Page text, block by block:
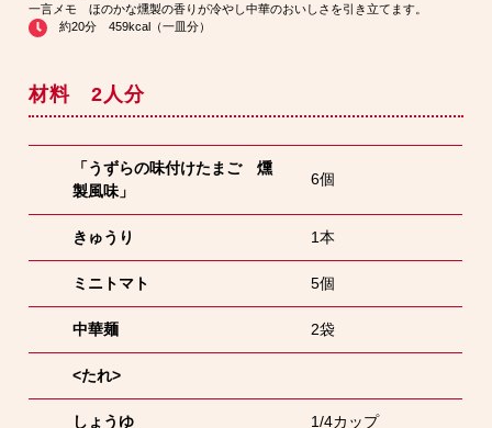
一言メモ ほのかな燻製の香りが冷やし中華のおいしさを引き立てます。
約20分 459kcal（一皿分）
材料 2人分
「うずらの味付けたまご 燻
製風味」
6個
きゅうり 1本
ミニトマト 5個
中華麺 2袋
<たれ>
しょうゆ 1/4カップ